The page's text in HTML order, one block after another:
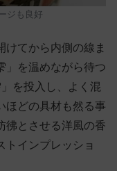
ジも良好
けてから内側の線ま
」を温めながら待つ
を投入し、よく混
ほどの具材も然る事
彿とさせる洋風の香
トインプレッショ